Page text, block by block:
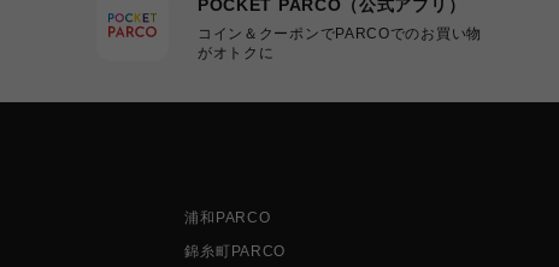
POCKET PARCO（公式アプリ）
コイン＆クーポンでPARCOでのお買い物
がオトクに
浦和PARCO
錦糸町PARCO